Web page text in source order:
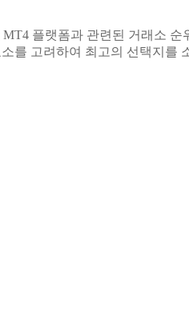
플랫폼과 관련된 거래소
를 고려하여 최고의 선택지를